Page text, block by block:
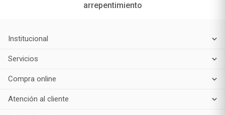
arrepentimiento
Institucional
Servicios
Compra online
Atención al cliente